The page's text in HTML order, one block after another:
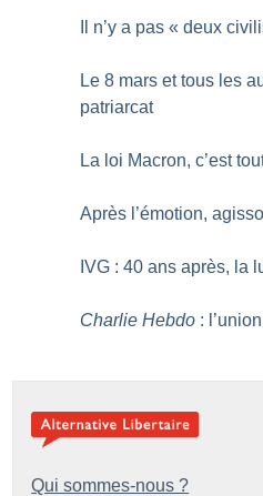
Il n’y a pas « deux
Le 8 mars et tous les
patriarcat
La loi Macron, c’est
Après l’émotion,
IVG : 40 ans après, la
Charlie Hebdo :
Qui sommes-nous ?